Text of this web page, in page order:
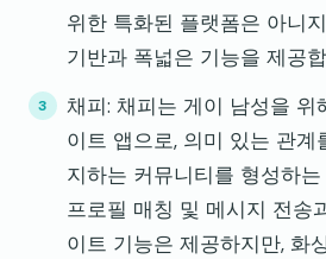
위한 특화된 플랫폼은 아니
기반과 폭넓은 기능을 제공
채피: 채피는 게이 남성을 위
이트 앱으로, 의미 있는 관계
지하는 커뮤니티를 형성하
프로필 매칭 및 메시지 전송
이트 기능은 제공하지만, 화